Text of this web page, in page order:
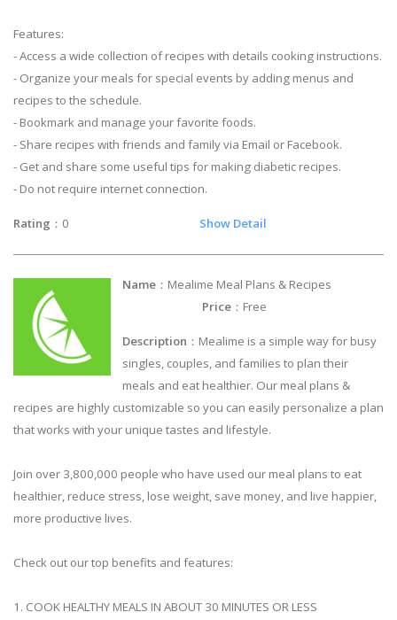
Features:
- Access a wide collection of recipes with details cooking instructions.
- Organize your meals for special events by adding menus and
recipes to the schedule.
- Bookmark and manage your favorite foods.
- Share recipes with friends and family via Email or Facebook.
- Get and share some useful tips for making diabetic recipes.
- Do not require internet connection.
Rating ：0 Show Detail
Name ：Mealime Meal Plans & Recipes
Price ：Free
Description ：Mealime is a simple way for busy
singles, couples, and families to plan their
meals and eat healthier. Our meal plans &
recipes are highly customizable so you can easily personalize a plan
that works with your unique tastes and lifestyle.
Join over 3,800,000 people who have used our meal plans to eat
healthier, reduce stress, lose weight, save money, and live happier,
more productive lives.
Check out our top benefits and features:
1. COOK HEALTHY MEALS IN ABOUT 30 MINUTES OR LESS